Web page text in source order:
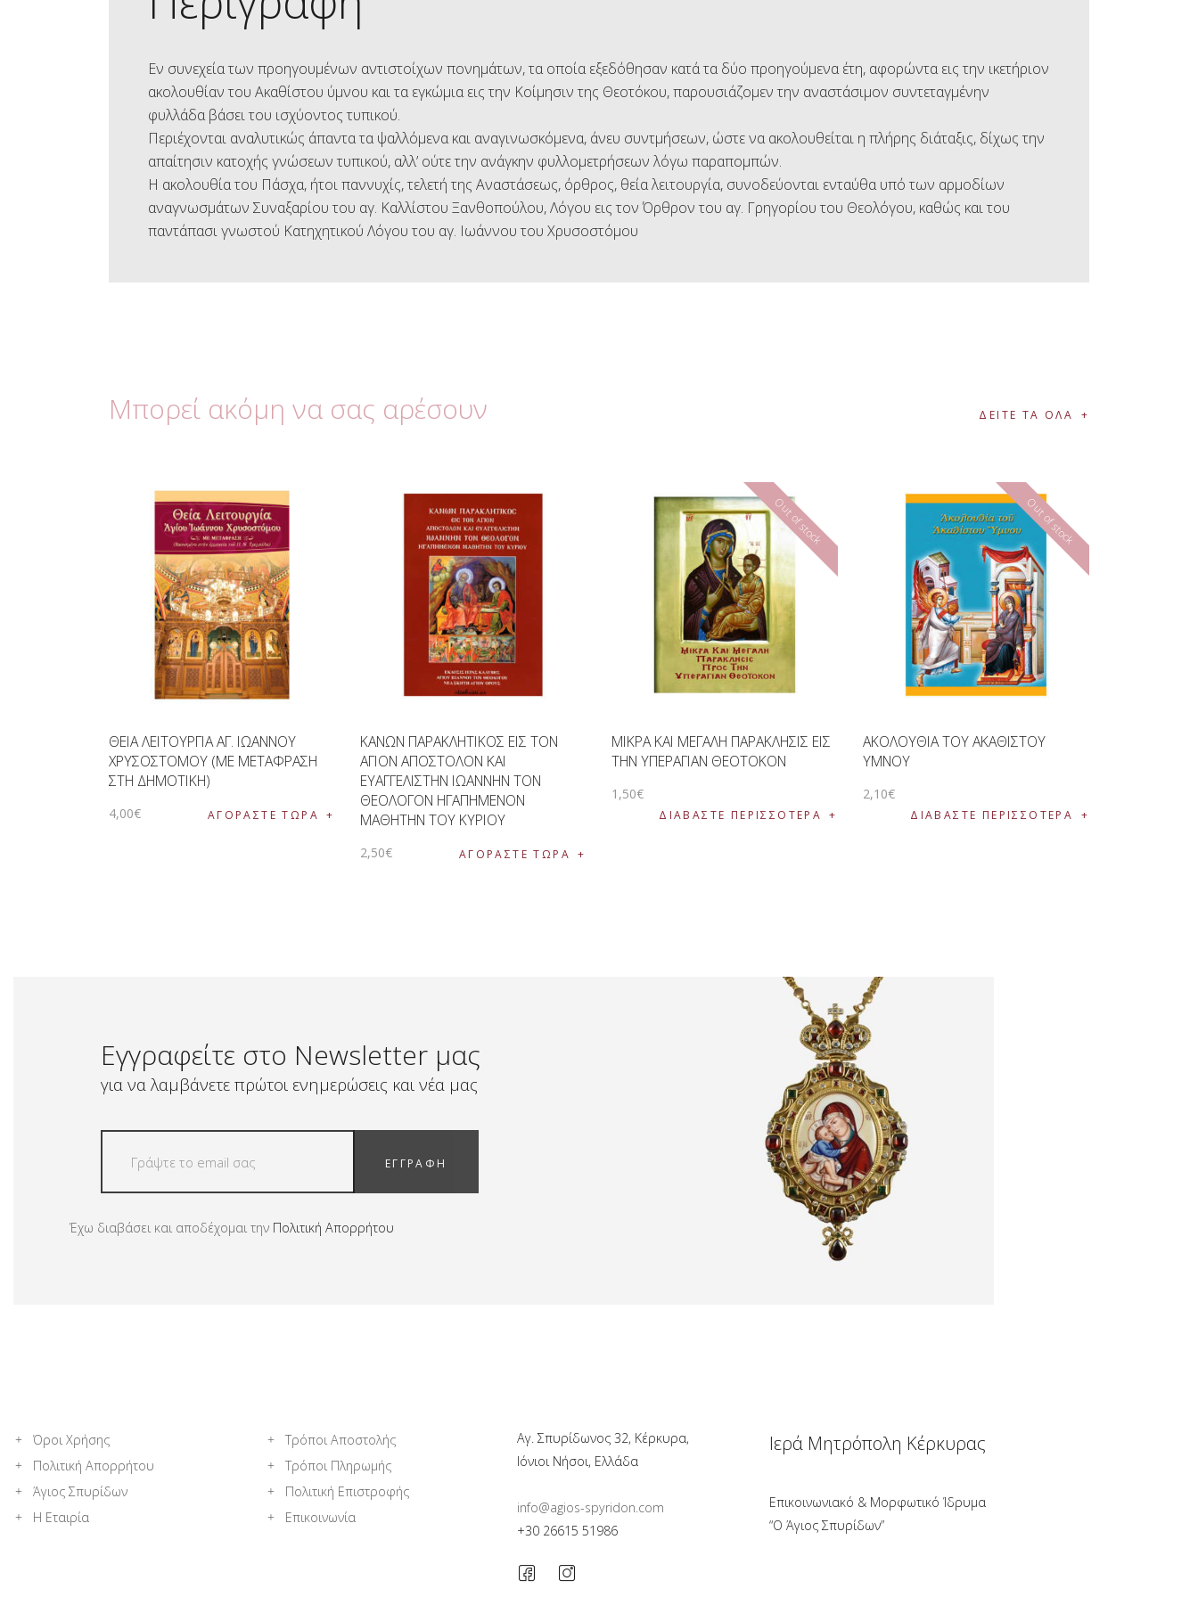
Εν συνεχεία των προηγουμένων αντιστοίχων πονημάτων, τα οποία εξεδόθησαν κατά τα δύο προηγούμενα έτη, αφορώντα εις την ικετήριον
ακολουθίαν του Ακαθίστου ύμνου και τα εγκώμια εις την Κοίμησιν της Θεοτόκου, παρουσιάζομεν την αναστάσιμον συντεταγμένην
φυλλάδα βάσει του ισχύοντος τυπικού.
Περιέχονται αναλυτικώς άπαντα τα ψαλλόμενα και αναγινωσκόμενα, άνευ συντμήσεων, ώστε να ακολουθείται η πλήρης διάταξις, δίχως την
απαίτησιν κατοχής γνώσεων τυπικού, αλλ’ ούτε την ανάγκην φυλλομετρήσεων λόγω παραπομπών.
Η ακολουθία του Πάσχα, ήτοι παννυχίς, τελετή της Αναστάσεως, όρθρος, θεία λειτουργία, συνοδεύονται ενταύθα υπό των αρμοδίων
αναγνωσμάτων Συναξαρίου του αγ. Καλλίστου Ξανθοπούλου, Λόγου εις τον Όρθρον του αγ. Γρηγορίου του Θεολόγου, καθώς και του
παντάπασι γνωστού Κατηχητικού Λόγου του αγ. Ιωάννου του Χρυσοστόμου
Μπορεί ακόμη να σας αρέσουν ΔΕΙΤΕ ΤΑ ΟΛΑ
ΘΕΙΑ ΛΕΙΤΟΥΡΓΙΑ ΑΓ. ΙΩΑΝΝΟΥ
ΧΡΥΣΟΣΤΟΜΟΥ (ΜΕ ΜΕΤΑΦΡΑΣΗ
ΣΤΗ ΔΗΜΟΤΙΚΗ)
4,00€ ΑΓΟΡΑΣΤΕ ΤΩΡΑ
ΚΑΝΩΝ ΠΑΡΑΚΛΗΤΙΚΟΣ ΕΙΣ ΤΟΝ
ΑΓΙΟΝ ΑΠΟΣΤΟΛΟΝ ΚΑΙ
ΕΥΑΓΓΕΛΙΣΤΗΝ ΙΩΑΝΝΗΝ ΤΟΝ
ΘΕΟΛΟΓΟΝ ΗΓΑΠΗΜΕΝΟΝ
ΜΑΘΗΤΗΝ ΤΟΥ ΚΥΡΙΟΥ
2,50€ ΑΓΟΡΑΣΤΕ ΤΩΡΑ
Out of stock
ΜΙΚΡΑ ΚΑΙ ΜΕΓΑΛΗ ΠΑΡΑΚΛΗΣΙΣ ΕΙΣ
ΤΗΝ ΥΠΕΡΑΓΙΑΝ ΘΕΟΤΟΚΟΝ
1 ,50€
ΔΙΑΒΆΣΤΕ ΠΕΡΙΣΣΌΤΕΡΑ
Out of stock
ΑΚΟΛΟΥΘΙΑ ΤΟΥ ΑΚΑΘΙΣΤΟΥ
ΥΜΝΟΥ
2,10€
ΔΙΑΒΆΣΤΕ ΠΕΡΙΣΣΌΤΕΡΑ
Εγγραφείτε στο Newsletter μας
για να λαμβάνετε πρώτοι ενημερώσεις και νέα μας
ΕΓΓΡΑΦΗ
Έχω διαβάσει και αποδέχομαι την Πολιτική Απορρήτου
Όροι Χρήσης
Πολιτική Απορρήτου
Άγιος Σπυρίδων
Η Εταιρία
Τρόποι Αποστολής
Τρόποι Πληρωμής
Πολιτική Επιστροφής
Επικοινωνία
Αγ. Σπυρίδωνος 32, Κέρκυρα,
Ιόνιοι Νήσοι, Ελλάδα
info@agios-spyridon.com
+30 26615 51986
Ιερά Μητρόπολη Κέρκυρας
Επικοινωνιακό & Μορφωτικό Ίδρυμα
“Ο Άγιος Σπυρίδων”